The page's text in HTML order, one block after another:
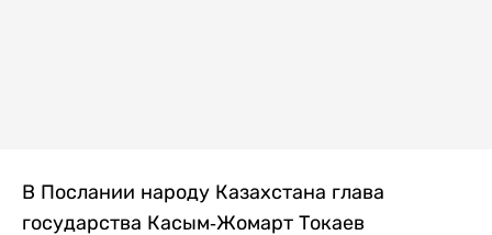
В Послании народу Казахстана глава
государства Касым-Жомарт Токаев